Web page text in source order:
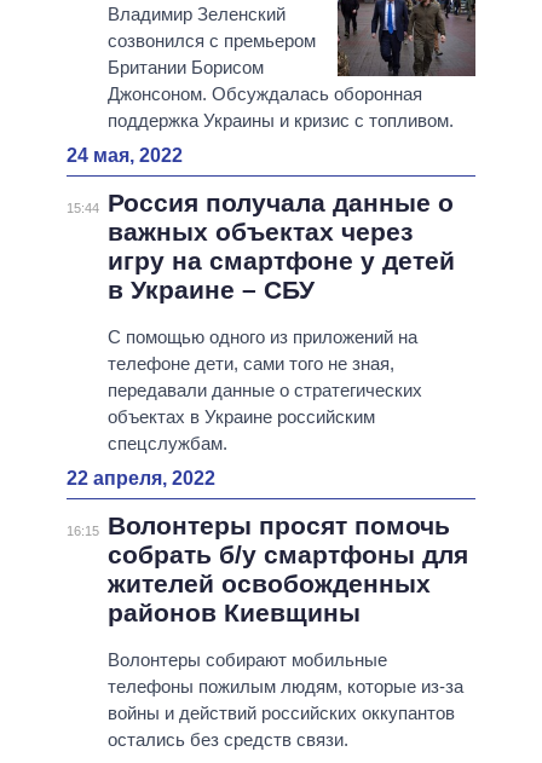
Владимир Зеленский
созвонился с премьером
Британии Борисом
Джонсоном. Обсуждалась оборонная
поддержка Украины и кризис с топливом.
24 мая, 2022
15:44
Россия получала данные о
важных объектах через
игру на смартфоне у детей
в Украине – СБУ
С помощью одного из приложений на
телефоне дети, сами того не зная,
передавали данные о стратегических
объектах в Украине российским
спецслужбам.
22 апреля, 2022
16:15
Волонтеры просят помочь
собрать б/у смартфоны для
жителей освобожденных
районов Киевщины
Волонтеры собирают мобильные
телефоны пожилым людям, которые из-за
войны и действий российских оккупантов
остались без средств связи.